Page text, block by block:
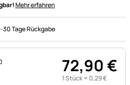
Mehr erfahren
-30 Tage Rückgabe
72,90€
1 Stück = 0,29€